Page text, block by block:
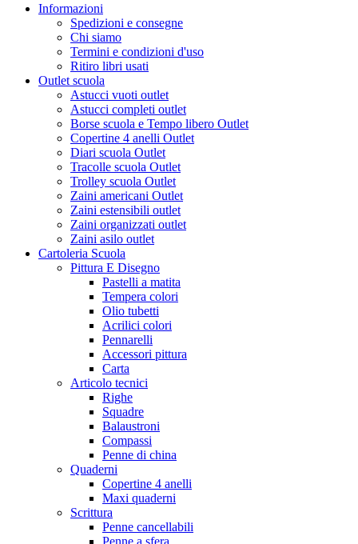
Informazioni
Spedizioni e consegne
Chi siamo
Termini e condizioni d'uso
Ritiro libri usati
Outlet scuola
Astucci vuoti outlet
Astucci completi outlet
Borse scuola e Tempo libero Outlet
Copertine 4 anelli Outlet
Diari scuola Outlet
Tracolle scuola Outlet
Trolley scuola Outlet
Zaini americani Outlet
Zaini estensibili outlet
Zaini organizzati outlet
Zaini asilo outlet
Cartoleria Scuola
Pittura E Disegno
Pastelli a matita
Tempera colori
Olio tubetti
Acrilici colori
Pennarelli
Accessori pittura
Carta
Articolo tecnici
Righe
Squadre
Balaustroni
Compassi
Penne di china
Quaderni
Copertine 4 anelli
Maxi quaderni
Scrittura
Penne cancellabili
Penne a sfera